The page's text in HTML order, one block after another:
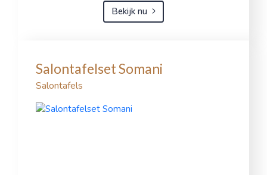
Bekijk nu
Salontafelset Somani
Salontafels